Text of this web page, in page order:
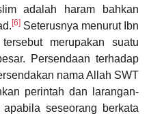
adalah haram bahkan
[6] Seterusnya menurut Ibn
merupakan suatu
Persendaan terhadap
nama Allah SWT
perintah dan larangan-
seseorang berkata